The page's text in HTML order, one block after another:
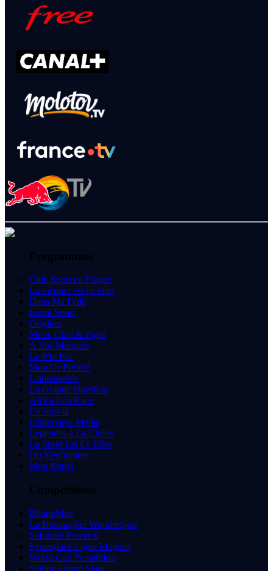
Programmes
Club Sport en France
La victoire est en elles
Dans Ma Fédé
Esprit Sport
Origines
Mma, Chill & Fight
A Vos Marques
Le P'tit Pac
Mon Gr Préféré
Unbreakable
La Grande Question
Africa Eco Race
Ce Jour-là
L'interview Media
Légendes à La Chêne
Le Sport Est En Elles
On S'enflamme
Mon Rituel
Compétitions
BikingMan
La Boulangère Wonderligue
Saforelle Power 6
Synerglace Ligue Magnus
World Cup Pentathlon
Sailing Grand Slam